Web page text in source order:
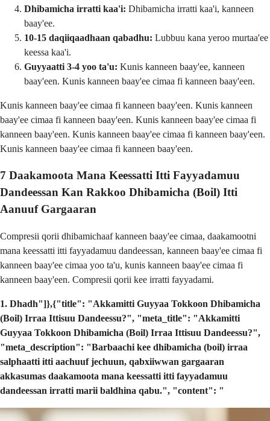
Dhibamicha irratti kaa'i: Dhibamicha irratti kaa'i, kanneen
baay'ee.
10-15 daqiiqaadhaan qabadhu: Lubbuu kana yeroo murtaa'ee
keessa kaa'i.
Guyyaatti 3-4 yoo ta'u: Kunis kanneen baay'ee, kanneen
baay'een. Kunis kanneen baay'ee cimaa fi kanneen baay'een.
Kunis kanneen baay'ee cimaa fi kanneen baay'een. Kunis kanneen
baay'ee cimaa fi kanneen baay'een. Kunis kanneen baay'ee cimaa fi
kanneen baay'een. Kunis kanneen baay'ee cimaa fi kanneen baay'een.
Kunis kanneen baay'ee cimaa fi kanneen baay'een.
7 Daakamoota Mana Keessatti Itti Fayyadamuu
Dandeessan Kan Rakkoo Dhibamicha (Boil) Itti
Aanuuf Gargaaran
Compresii qorii dhibamichaaf kanneen baay'ee cimaa, daakamootni
mana keessatti itti fayyadamuu dandeessan, kanneen baay'ee cimaa fi
kanneen baay'ee cimaa yoo ta'u, kunis kanneen baay'ee cimaa fi
kanneen baay'een. Compresii qorii kee irratti fayyadami.
1. Dhadh"]},{"title": "Akkamitti Guyyaa Tokkoon Dhibamicha
(Boil) Irraa Ittisuu Dandeessu?", "meta_title": "Akkamitti
Guyyaa Tokkoon Dhibamicha (Boil) Irraa Ittisuu Dandeessu?",
"meta_description": "Barbaachi kee dhibamicha (boil) irraa
salphaatti itti aachuuf jechuun, qabxiiwwan gargaaran
akkasumas daakamoota mana keessatti itti fayyadamuu
dandeessan irratti marii baldhina qabu.", "content": "